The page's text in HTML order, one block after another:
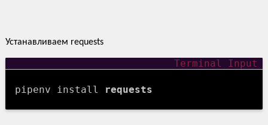
Устанавливаем requests
pipenv install requests